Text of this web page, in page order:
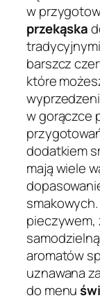
w
przekąska
barszcz
które
w gorączce
dodatkiem
mają wiele
pieczywem,
aromatów
uznawana
do menu